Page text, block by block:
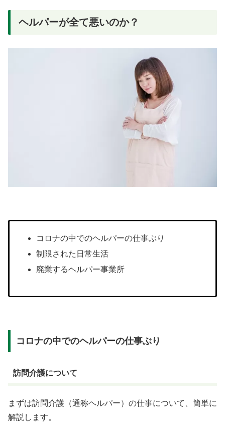
ヘルパーが全て悪いのか？
コロナの中でのヘルパーの仕事ぶり
制限された日常生活
廃業するヘルパー事業所
コロナの中でのヘルパーの仕事ぶり
訪問介護について
まずは訪問介護（通称ヘルパー）の仕事について、簡単に
解説します。